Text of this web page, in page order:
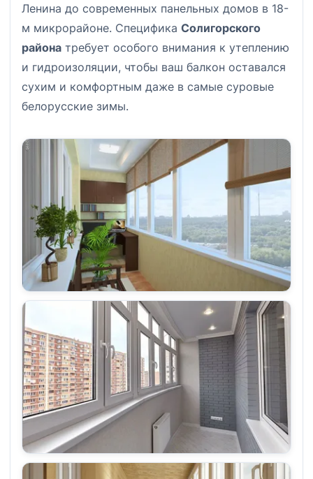
Ленина до современных панельных домов в 18-
м микрорайоне. Специфика Солигорского
района требует особого внимания к утеплению
и гидроизоляции, чтобы ваш балкон оставался
сухим и комфортным даже в самые суровые
белорусские зимы.